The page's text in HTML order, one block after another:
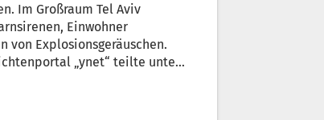
Im Großraum Tel Aviv
Einwohner
von Explosionsgeräuschen.
„ynet“ teilte unter